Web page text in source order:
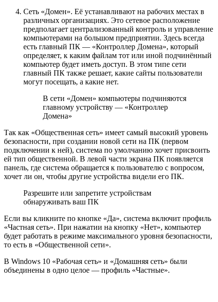
Сеть «Домен». Её устанавливают на рабочих местах в
различных организациях. Это сетевое расположение
предполагает централизованный контроль и управление
компьютерами на большом предприятии. Здесь всегда
есть главный ПК — «Контроллер Домена», который
определяет, к каким файлам тот или иной подчинённый
компьютер будет иметь доступ. В этом типе сети
главный ПК также решает, какие сайты пользователи
могут посещать, а какие нет.
В сети «Домен» компьютеры подчиняются
главному устройству — «Контроллер
Домена»
Так как «Общественная сеть» имеет самый высокий уровень
безопасности, при создании новой сети на ПК (первом
подключении к ней), система по умолчанию хочет присвоить
ей тип общественной. В левой части экрана ПК появляется
панель, где система обращается к пользователю с вопросом,
хочет ли он, чтобы другие устройства видели его ПК.
Разрешите или запретите устройствам
обнаруживать ваш ПК
Если вы кликните по кнопке «Да», система включит профиль
«Частная сеть». При нажатии на кнопку «Нет», компьютер
будет работать в режиме максимального уровня безопасности,
то есть в «Общественной сети».
В Windows 10 «Рабочая сеть» и «Домашняя сеть» были
объединены в одно целое — профиль «Частные».